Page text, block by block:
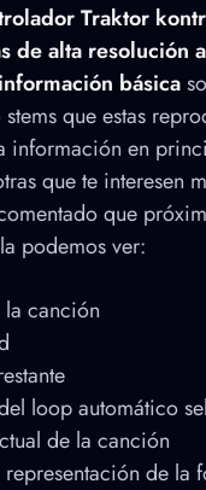
Traktor
de alta resolución
básica
que estas
información en
que te interesen
que
podemos ver:
canción
loop automático
de la canción
representación de la